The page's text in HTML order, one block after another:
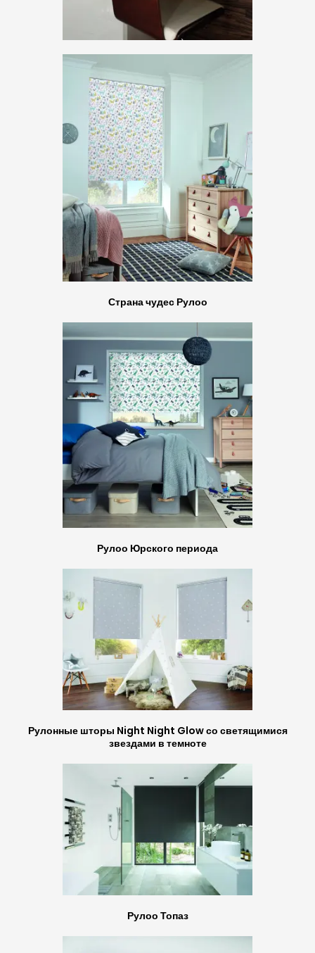
Страна чудес Рулоо
Рулоо Юрского периода
Рулонные шторы Night Night Glow со светящимися
звездами в темноте
Рулоо Топаз